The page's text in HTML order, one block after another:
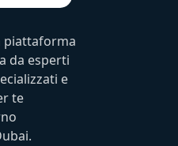
piattaforma
da esperti
e
te